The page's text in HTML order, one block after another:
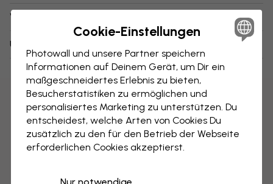
Versand und Retouren
Über unsere Muster
Cookie-Einstellungen
Photowall und unsere Partner speichern
Informationen auf Deinem Gerät, um Dir ein
maßgeschneidertes Erlebnis zu bieten,
Besucherstatistiken zu ermöglichen und
personalisiertes Marketing zu unterstützen. Du
entscheidest, welche Arten von Cookies Du
zusätzlich zu den für den Betrieb der Webseite
erforderlichen Cookies akzeptierst.
Nur notwendige